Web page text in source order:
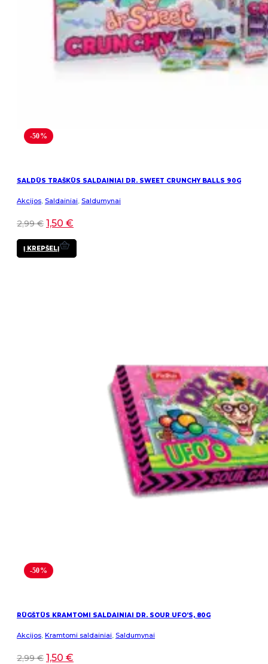
-50%
SALDŪS TRAŠKŪS SALDAINIAI DR. SWEET CRUNCHY BALLS 90G
Akcijos, Saldainiai, Saldumynai
2,99€ 1,50 €
Į KREPŠELĮ
-50%
RŪGŠTŪS KRAMTOMI SALDAINIAI DR. SOUR UFO’S, 80G
Akcijos, Kramtomi saldainiai, Saldumynai
2,99€ 1,50 €